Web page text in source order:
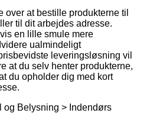
at bestille produkterne til
til dit arbejdes adresse.
en lille smule mere
ualmindeligt
leveringsløsning vil
at du selv henter produkterne,
du opholder dig med kort
og Belysning > Indendørs